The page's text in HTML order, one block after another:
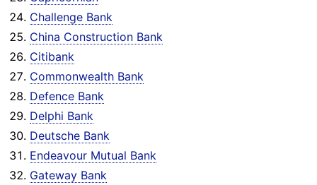
Challenge Bank
China Construction Bank
Citibank
Commonwealth Bank
Defence Bank
Delphi Bank
Deutsche Bank
Endeavour Mutual Bank
Gateway Bank